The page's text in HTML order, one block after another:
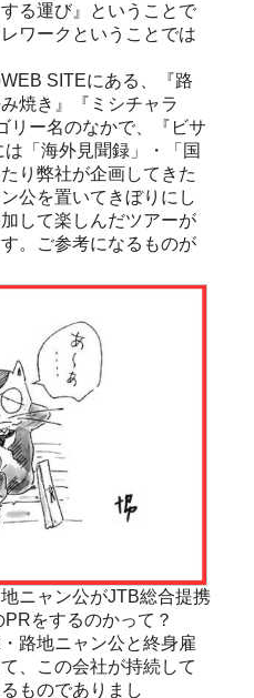
る運び』ということで
ワークということでは
SITEにある、『路
焼き』『ミシチャラ
リー名のなかで、『ビサ
「海外見聞録」・「国
り弊社が企画してきた
公を置いてきぼりにし
して楽しんだツアーが
。ご参考になるものが
ニャン公がJTB総合提携
をするのかって？
路地ニャン公と終身雇
、この会社が持続して
ものでありまし